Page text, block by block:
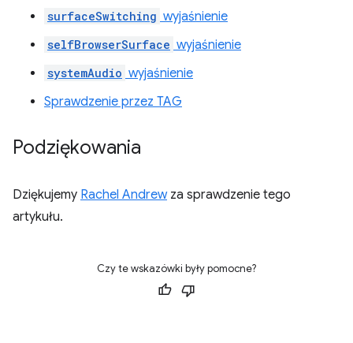
surfaceSwitching wyjaśnienie
selfBrowserSurface wyjaśnienie
systemAudio wyjaśnienie
Sprawdzenie przez TAG
Podziękowania
Dziękujemy Rachel Andrewza sprawdzenie tego
artykułu.
Czy te wskazówki były pomocne?